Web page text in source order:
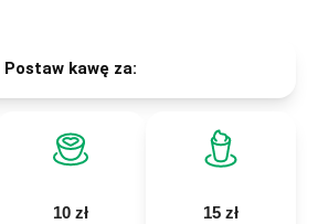
Postaw kawę za:
10 zł 15 zł